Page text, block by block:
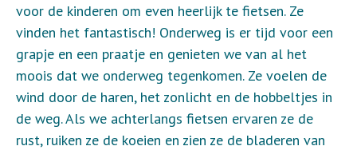
voor de kinderen om even heerlijk te fietsen. Ze
vinden het fantastisch! Onderweg is er tijd voor een
grapje en een praatje en genieten we van al het
moois dat we onderweg tegenkomen. Ze voelen de
wind door de haren, het zonlicht en de hobbeltjes in
de weg. Als we achterlangs fietsen ervaren ze de
rust, ruiken ze de koeien en zien ze de bladeren van